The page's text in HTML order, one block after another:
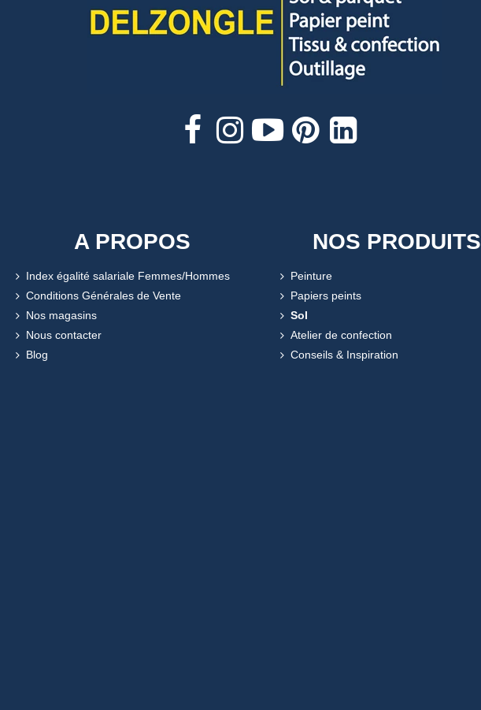
A PROPOS
Index égalité salariale Femmes/Hommes
Conditions Générales de Vente
Nos magasins
Nous contacter
Blog
NOS PRODUITS
Peinture
Papiers peints
Sol
Atelier de confection
Conseils & Inspiration